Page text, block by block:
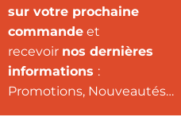
sur votre prochaine
commande et
recevoir nos dernières
informations :
Promotions, Nouveautés…